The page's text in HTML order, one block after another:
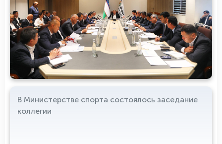
В Министерстве спорта состоялось заседание
коллегии